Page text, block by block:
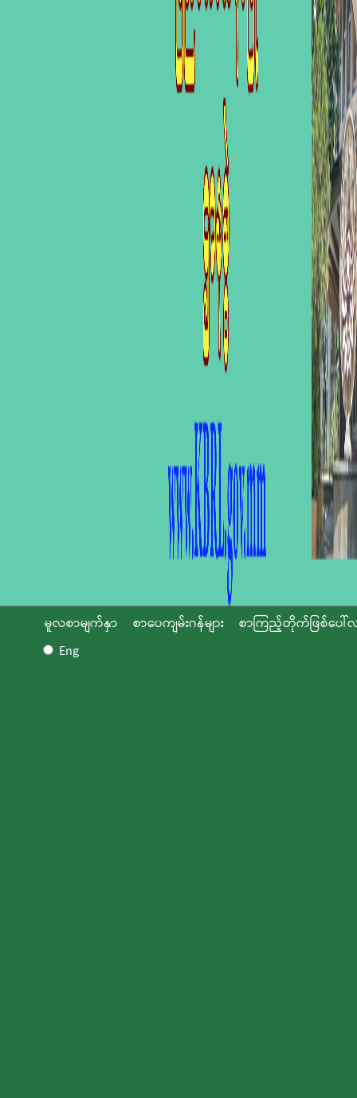
မူလစာမျက်နှာ စာပေကျမ်းဂန်များ
စာကြည့်တိုက်ဖြစ်ပေါ်
Eng